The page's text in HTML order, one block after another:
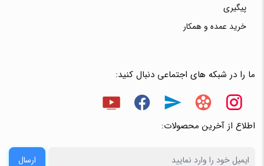
پیگیری
خرید عمده و همکار
ما را در شبکه های اجتماعی دنبال کنید:
اطلاع از آخرین محصولات:
ارسال